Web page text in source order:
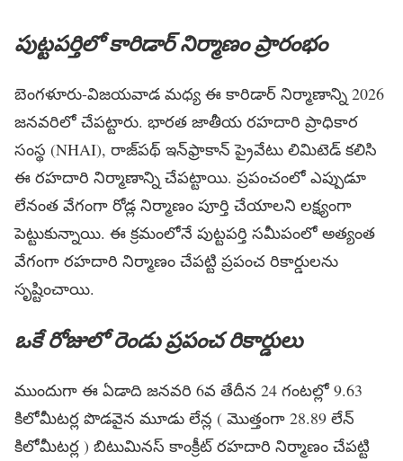
పుట్టపర్తిలో కారిడార్ నిర్మాణం ప్రారంభం
బెంగళూరు-విజయవాడ మధ్య ఈ కారిడార్‌ నిర్మాణాన్ని 2026
జనవరిలో చేపట్టారు. భారత జాతీయ రహదారి ప్రాధికార
సంస్థ (NHAI), రాజ్‌పథ్ ఇన్‌ఫ్రాకాన్ ప్రైవేటు లిమిటెడ్ కలిసి
ఈ రహదారి నిర్మాణాన్ని చేపట్టాయి. ప్రపంచంలో ఎప్పుడూ
లేనంత వేగంగా రోడ్ల నిర్మాణం పూర్తి చేయాలని లక్ష్యంగా
పెట్టుకున్నాయి. ఈ క్రమంలోనే పుట్టపర్తి సమీపంలో అత్యంత
వేగంగా రహదారి నిర్మాణం చేపట్టి ప్రపంచ రికార్డులను
సృష్టించాయి.
ఒకే రోజులో రెండు ప్రపంచ రికార్డులు
ముందుగా ఈ ఏడాది జనవరి 6వ తేదీన 24 గంటల్లో 9.63
కిలోమీటర్ల పొడవైన మూడు లేన్ల ( మొత్తంగా 28.89 లేన్
కిలోమీటర్ల ) బిటుమినస్ కాంక్రీట్ రహదారి నిర్మాణం చేపట్టి